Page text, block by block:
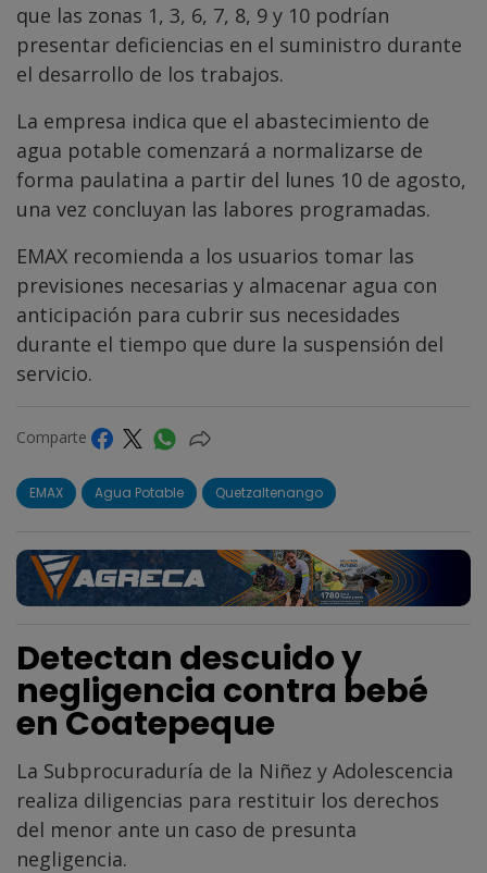
que las zonas 1, 3, 6, 7, 8, 9 y 10 podrían
presentar deficiencias en el suministro durante
el desarrollo de los trabajos.
La empresa indica que el abastecimiento de
agua potable comenzará a normalizarse de
forma paulatina a partir del lunes 10 de agosto,
una vez concluyan las labores programadas.
EMAX recomienda a los usuarios tomar las
previsiones necesarias y almacenar agua con
anticipación para cubrir sus necesidades
durante el tiempo que dure la suspensión del
servicio.
Comparte
EMAX Agua Potable Quetzaltenango
Detectan descuido y
negligencia contra bebé
en Coatepeque
La Subprocuraduría de la Niñez y Adolescencia
realiza diligencias para restituir los derechos
del menor ante un caso de presunta
negligencia.